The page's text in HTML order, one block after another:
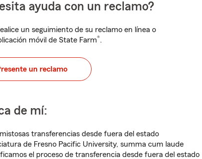
ayuda con un reclamo?
un seguimiento de su reclamo en línea o
móvil de State Farm®.
un reclamo
de mí:
transferencias desde fuera del estado
de Fresno Pacific University, summa cum laude
el proceso de transferencia desde fuera del estado